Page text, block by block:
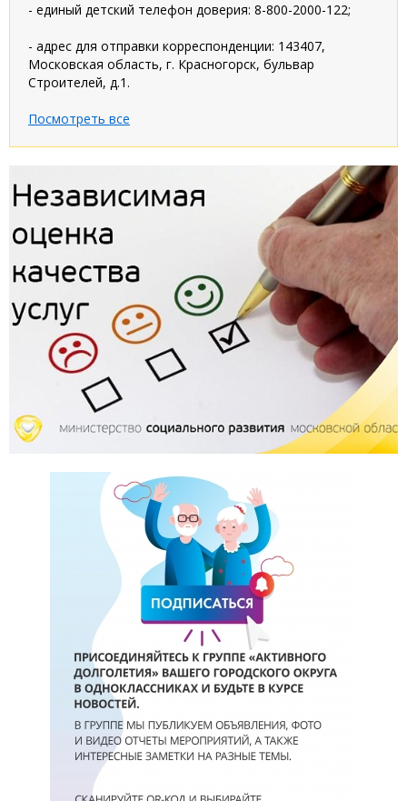
- единый детский телефон доверия: 8-800-2000-122;
- адрес для отправки корреспонденции: 143407,
Московская область, г. Красногорск, бульвар
Строителей, д.1.
Посмотреть все